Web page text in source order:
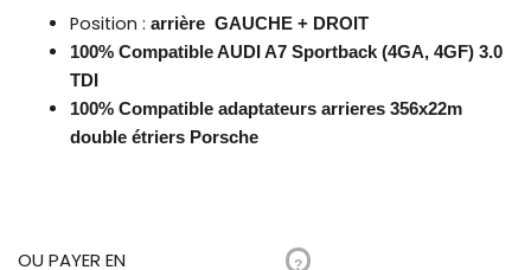
Position : arrière GAUCHE + DROIT
100% Compatible AUDI A7 Sportback (4GA, 4GF) 3.0
TDI
100% Compatible adaptateurs arrieres 356x22m
double étriers Porsche
OU PAYER EN ?